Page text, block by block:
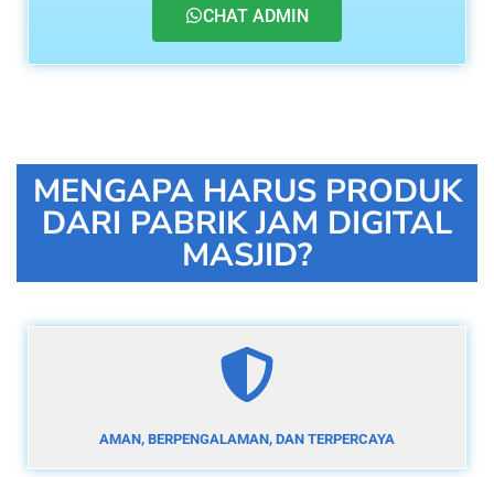
CHAT ADMIN
MENGAPA HARUS PRODUK
DARI PABRIK JAM DIGITAL
MASJID?
AMAN, BERPENGALAMAN, DAN TERPERCAYA